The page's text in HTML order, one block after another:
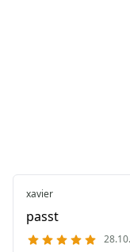
xavier
passt